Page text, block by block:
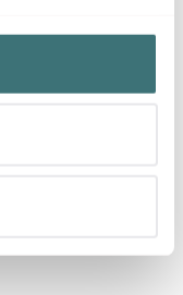
plats som
flera meter
skanna den för
uppgifter
när som
annonserna
kunder